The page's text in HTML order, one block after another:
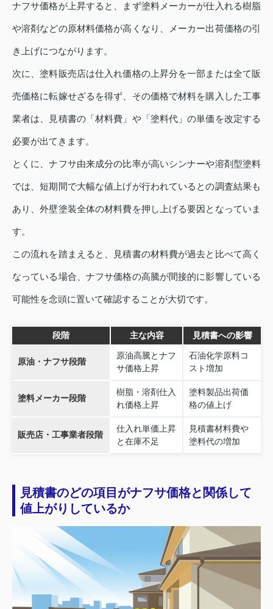
ナフサ価格が上昇すると、まず塗料メーカーが仕入れる樹脂
や溶剤などの原材料価格が高くなり、メーカー出荷価格の引
き上げにつながります。
次に、塗料販売店は仕入れ価格の上昇分を一部または全て販
売価格に転嫁せざるを得ず、その価格で材料を購入した工事
業者は、見積書の「材料費」や「塗料代」の単価を改定する
必要が出てきます。
とくに、ナフサ由来成分の比率が高いシンナーや溶剤型塗料
では、短期間で大幅な値上げが行われているとの調査結果も
あり、外壁塗装全体の材料費を押し上げる要因となっていま
す。
この流れを踏まえると、見積書の材料費が過去と比べて高く
なっている場合、ナフサ価格の高騰が間接的に影響している
可能性を念頭に置いて確認することが大切です。
段階 主な内容 見積書への影響
原油・ナフサ段階
原油高騰とナフ
サ価格上昇
石油化学原料コ
スト増加
塗料メーカー段階
樹脂・溶剤仕入
れ価格上昇
塗料製品出荷価
格の値上げ
販売店・工事業者段階
仕入れ単価上昇
と在庫不足
見積書材料費や
塗料代の増加
見積書のどの項目がナフサ価格と関係して
値上がりしているか